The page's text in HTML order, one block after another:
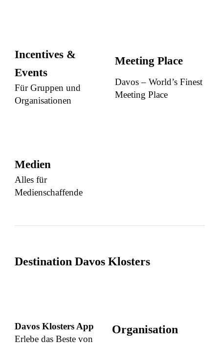
Incentives &
Events
Für Gruppen und
Organisationen
Meeting Place
Davos – World’s Finest
Meeting Place
Medien
Alles für
Medienschaffende
Destination Davos Klosters
Davos Klosters App
Erlebe das Beste von
Organisation